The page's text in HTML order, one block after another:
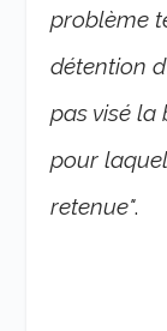
problème
détention
pas visé la
pour
retenue".